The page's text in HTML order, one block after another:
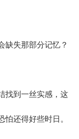
失那部分记忆？
到一丝实感，这
还得好些时日。